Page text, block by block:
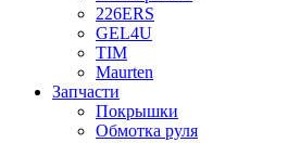
226ERS
GEL4U
TIM
Maurten
Запчасти
Покрышки
Обмотка руля